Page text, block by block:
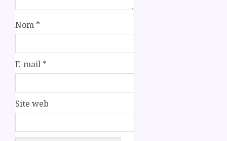
Nom *
E-mail *
Site web